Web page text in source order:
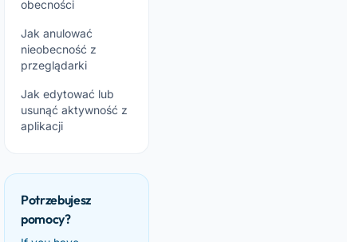
obecności
Jak anulować
nieobecność z
przeglądarki
Jak edytować lub
usunąć aktywność z
aplikacji
Potrzebujesz
pomocy?